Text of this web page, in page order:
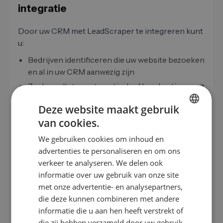
integratie
Door uw CRM met LeadScraper te integreren kunt
u:
Bedrijven identificeren die uw website bezoeken
en al in uw CRM aanwezig zijn
Zoekresultaten automatisch of handmatig vanuit
Nieuwe contacten in Zoho CRM aanmaken met
LeadScraper-gegevens
Zoho-workflows activeren wanneer
doelbedrijven uw website bezoeken
Lead scoring verbeteren op basis van
websitegedrag
Duplicaten automatisch voorkomen door CRM-
matching
E-mail- of Slack-meldingen naar de
FR
IT
NL
Deze website maakt gebruik
van cookies.
We gebruiken cookies om inhoud en
advertenties te personaliseren en om ons
verkeer te analyseren. We delen ook
informatie over uw gebruik van onze site
met onze advertentie- en analysepartners,
die deze kunnen combineren met andere
informatie die u aan hen heeft verstrekt of